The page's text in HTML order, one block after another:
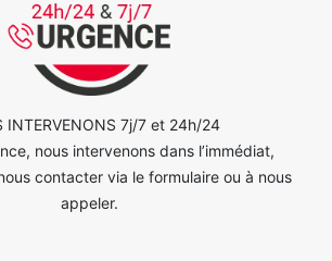
INTERVENONS 7j/7 et 24h/24
nous intervenons dans l’immédiat,
contacter via le formulaire ou à nous
appeler.